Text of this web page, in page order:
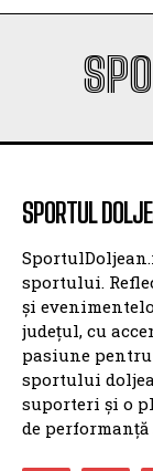
SPORTUL
sportului.
și
județul, cu